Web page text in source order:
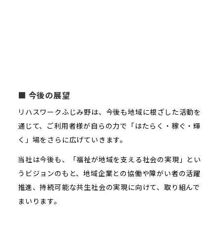
■ 今後の展望
リハスワークふじみ野は、今後も地域に根ざした活動を
通じて、ご利用者様が自らの力で「はたらく・稼ぐ・輝
く」場をさらに広げていきます。
当社は今後も、「福祉が地域を支える社会の実現」とい
うビジョンのもと、地域企業との協働や障がい者の活躍
推進、持続可能な共生社会の実現に向けて、取り組んで
まいります。